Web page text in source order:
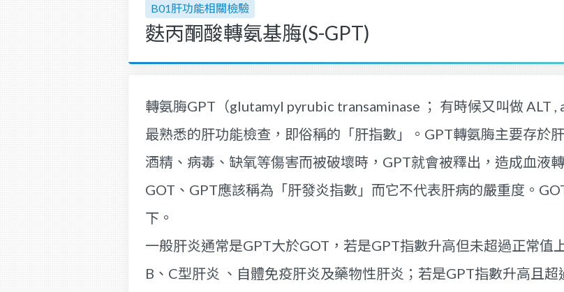
麩丙酮酸轉氨基脢(S-GPT)
B01肝功能相關檢驗
轉氨脢GPT（glutamyl pyrubic transaminase ； 有時候又叫做 ALT
最熟悉的肝功能檢查，即俗稱的「肝指數」。GPT轉氨脢主要存於
酒精、病毒、缺氧等傷害而被破壞時，GPT就會被釋出，造成血液
GOT、GPT應該稱為「肝發炎指數」而它不代表肝病的嚴重度。
下。
一般肝炎通常是GPT大於GOT，若是GPT指數升高但未超過正常值
B、C型肝炎 、自體免疫肝炎及藥物性肝炎；若是GPT指數升高且